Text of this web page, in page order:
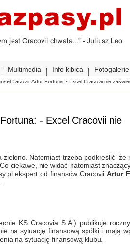
Multimedia Info kibica Fotogalerie
Artur Fortuna: - Excel Cracovii nie
- Excel Cracovii nie
zielono. Natomiast trzeba podkreślić, że
ciekawe, nie widać natomiast
ekspert od finansów CracoviiArtur
KS Cracovia S.A.) publikuje
na sytuację finansową spółki i mają
na sytuację finansową klubu.